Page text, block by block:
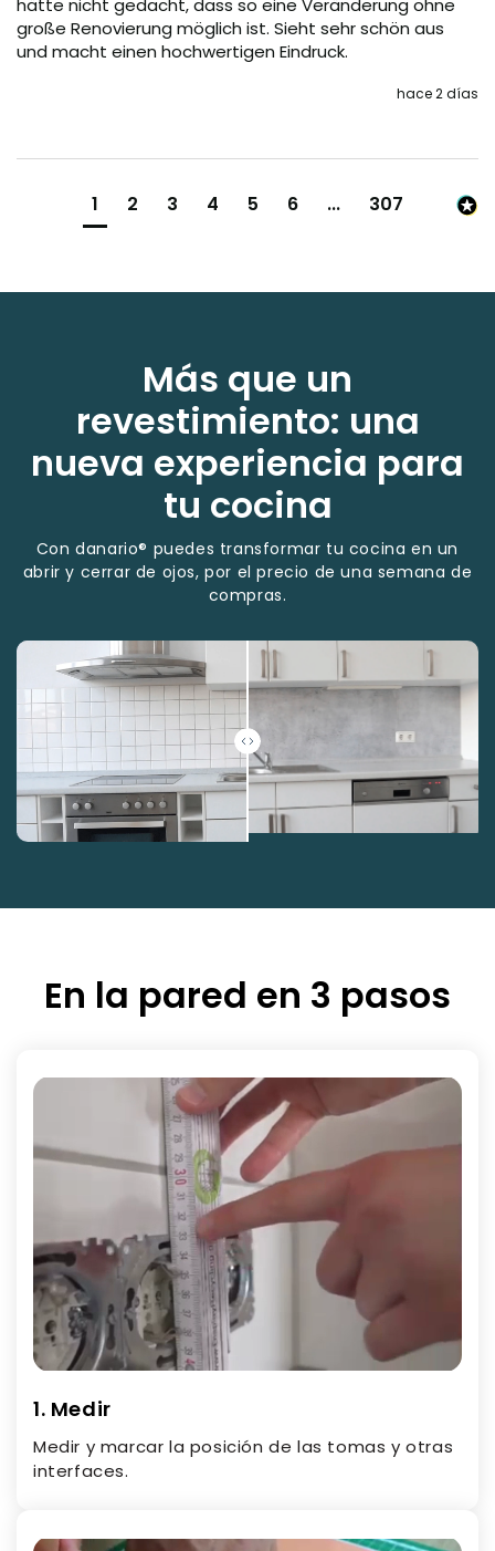
hätte nicht gedacht, dass so eine Veränderung ohne
große Renovierung möglich ist. Sieht sehr schön aus
und macht einen hochwertigen Eindruck.
hace 2 días
1 2 3 4 5 6 ... 307
Más que un
revestimiento: una
nueva experiencia para
tu cocina
Con danario® puedes transformar tu cocina en un
abrir y cerrar de ojos, por el precio de una semana de
compras.
En la pared en 3 pasos
1. Medir
Medir y marcar la posición de las tomas y otras
interfaces.